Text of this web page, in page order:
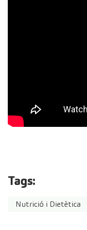
Tags:
Nutrició i Dietètica